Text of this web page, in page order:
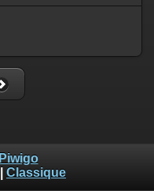
Piwigo
Classique